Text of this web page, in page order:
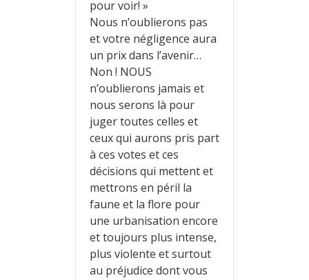
pour voir! »
Nous n’oublierons pas
et votre négligence aura
un prix dans l’avenir…
Non ! NOUS
n’oublierons jamais et
nous serons là pour
juger toutes celles et
ceux qui aurons pris part
à ces votes et ces
décisions qui mettent et
mettrons en péril la
faune et la flore pour
une urbanisation encore
et toujours plus intense,
plus violente et surtout
au préjudice dont vous